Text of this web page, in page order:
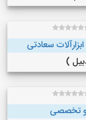
سعادتی
و تخصصی